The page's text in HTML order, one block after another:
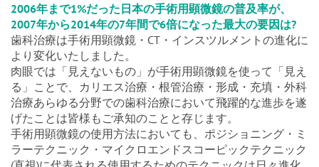
2006年まで1%だった日本の手術用顕微鏡の普及率が、
2007年から2014年の7年間で6倍になった最大の要因は?
歯科治療は手術用顕微鏡・CT・インスツルメントの進化に
より変化いたしました。
肉眼では「見えないもの」が手術用顕微鏡を使って「見え
る」ことで、カリエス治療・根管治療・形成・充填・外科
治療あらゆる分野での歯科治療において飛躍的な進歩を遂
げたことは皆様もご承知のことと存じます。
手術用顕微鏡の使用方法においても、ポジショニング・ミ
ラーテクニック・マイクロエンドスコーピックテクニック